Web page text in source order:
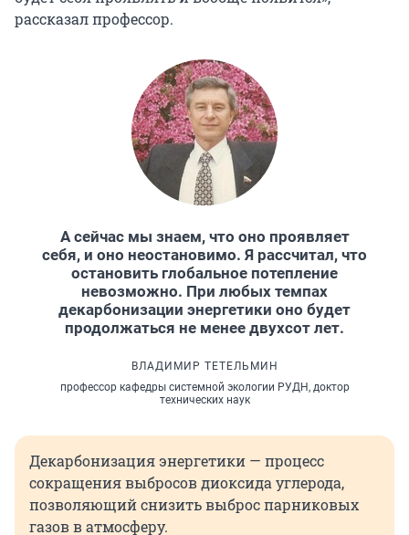
рассказал профессор.
А сейчас мы знаем, что оно проявляет
себя, и оно неостановимо. Я рассчитал, что
остановить глобальное потепление
невозможно. При любых темпах
декарбонизации энергетики оно будет
продолжаться не менее двухсот лет.
ВЛАДИМИР ТЕТЕЛЬМИН
профессор кафедры системной экологии РУДН, доктор
технических наук
Декарбонизация энергетики — процесс
сокращения выбросов диоксида углерода,
позволяющий снизить выброс парниковых
газов в атмосферу.